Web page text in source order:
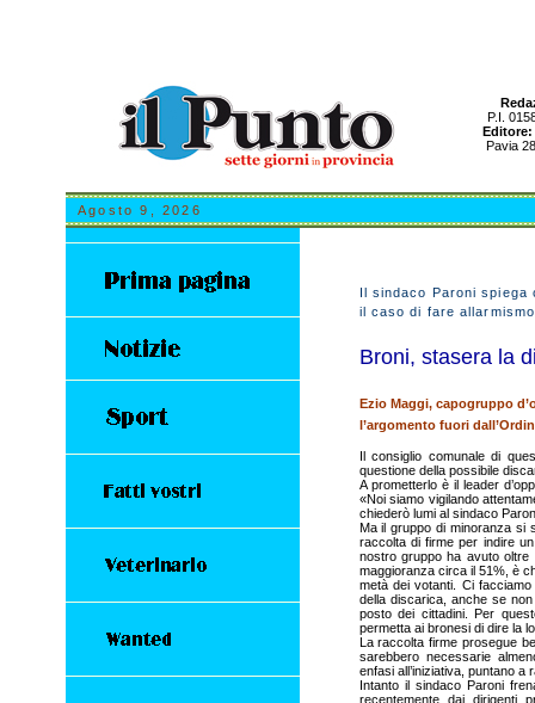
P.I.
Editore:
Pavia
Agosto 9, 2026
Il sindaco Paroni
il caso di fare allarmismo
Broni, stasera la
Ezio Maggi, capogruppo
l’argomento fuori
Il consiglio comunale di
questione della possibile
A prometterlo è il leader
«Noi siamo vigilando
chiederò lumi al sindaco
Ma il gruppo di minoranza si
raccolta di firme per indire
nostro gruppo ha avuto
maggioranza circa il 51%, è
metà dei votanti. Ci
della discarica, anche se
posto dei cittadini. Per
permetta ai bronesi di dire la
La raccolta firme prosegue
sarebbero necessarie
enfasi all’iniziativa, puntano a
Intanto il sindaco Paroni
recentemente dai dirigenti